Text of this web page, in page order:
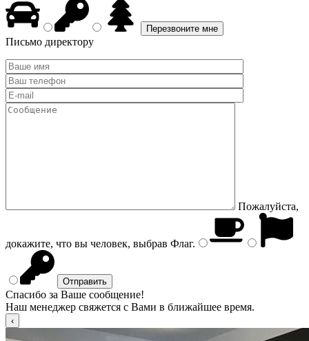
Письмо директору
Пожалуйста,
докажите, что вы человек, выбрав Флаг.
Спасибо за Ваше сообщение!
Наш менеджер свяжется с Вами в ближайшее время.